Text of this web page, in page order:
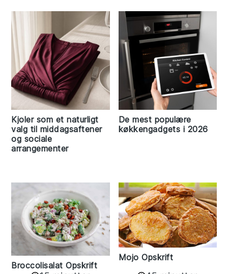
Kjoler som et naturligt
valg til middagsaftener
og sociale
arrangementer
De mest populære
køkkengadgets i 2026
Broccolisalat Opskrift
Mojo Opskrift